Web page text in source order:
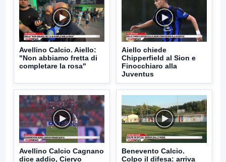
Avellino Calcio. Aiello:
"Non abbiamo fretta di
completare la rosa"
Aiello chiede
Chipperfield al Sion e
Finocchiaro alla
Juventus
Avellino Calcio Cagnano
dice addio, Ciervo
Benevento Calcio.
Colpo il difesa: arriva